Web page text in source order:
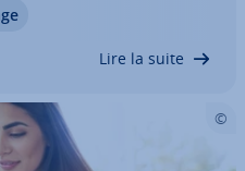
Cependant, lorsqu’il
Lire la suite